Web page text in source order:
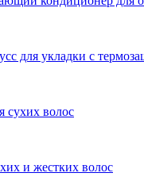
для укладки с
сухих волос
и жестких волос